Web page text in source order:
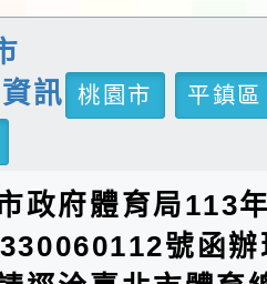
訊
桃園市
平鎮區
政府體育局113
號函